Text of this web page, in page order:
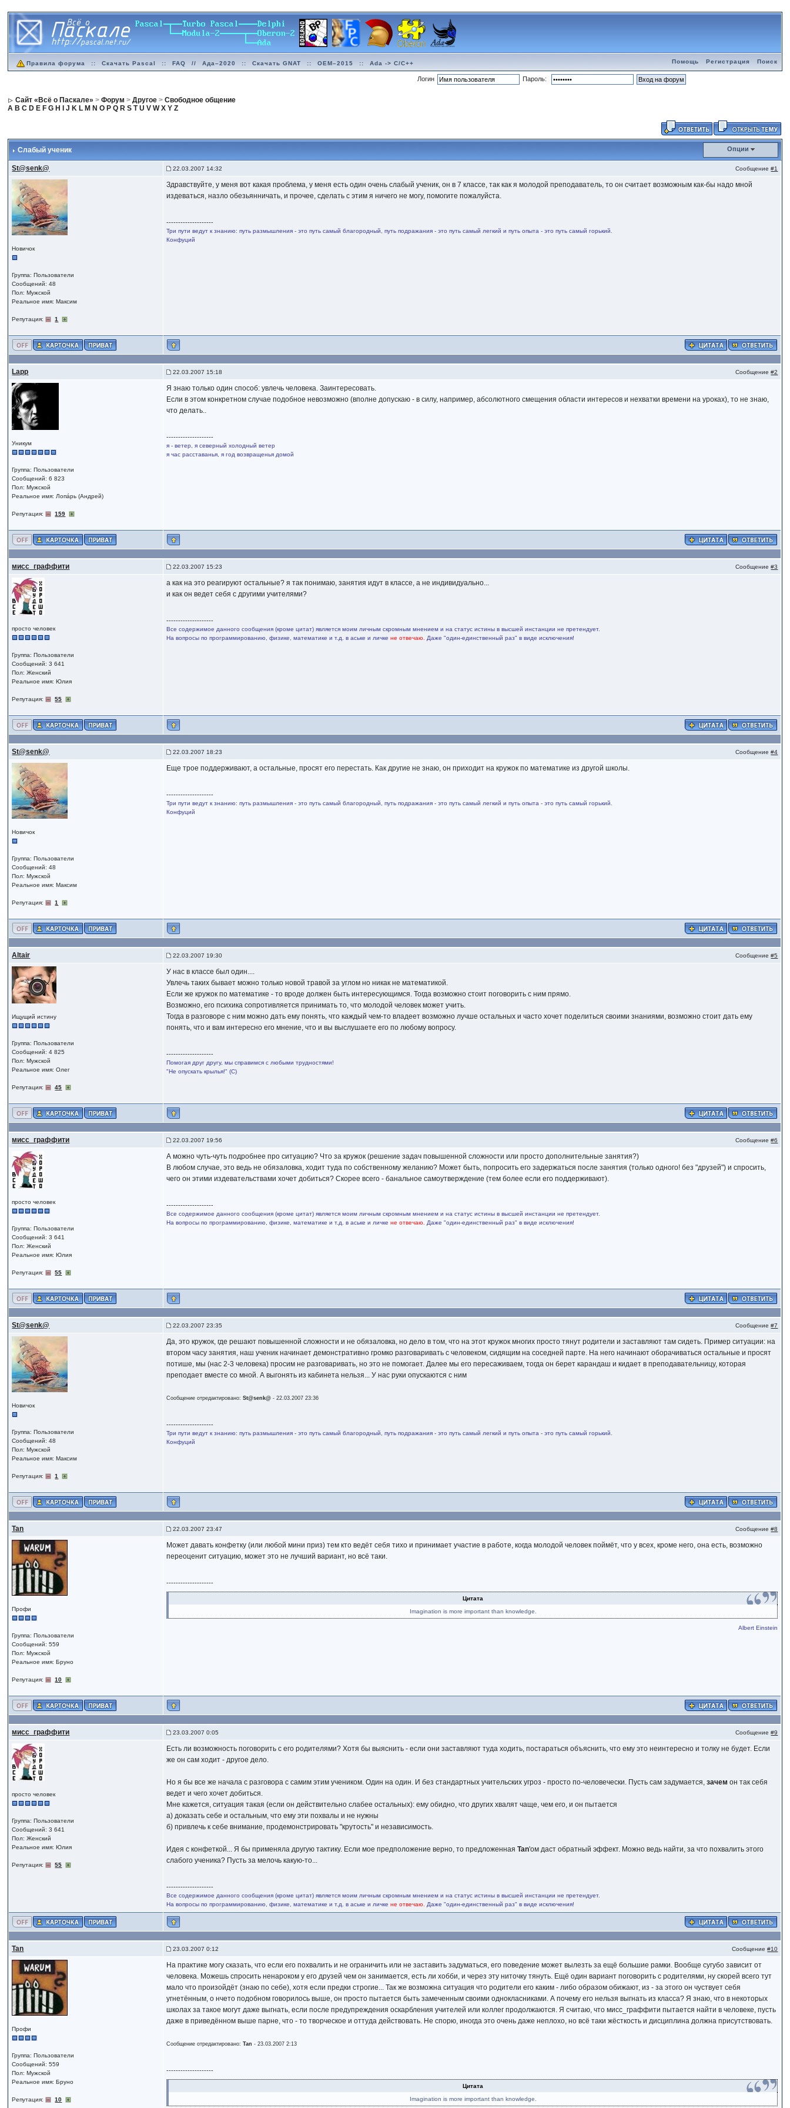
Правила форума :: Скачать Pascal :: FAQ // Ада–2020 :: Скачать GNAT :: OEM–2015 :: Ada -> C/C++ Помощь Регистрация Поиск
Логин Пароль:
Сайт «Всё о Паскале» >Форум >Другое >Свободное общение
A B C D E F G H J K L M N O P Q R S T U V W X Y Z
Слабый ученик Опции
St@senk@ 22.03.2007 14:32 Сообщение#1
Новичок
Группа: Пользователи
Сообщений: 48
Пол: Мужской
Реальное имя: Максим
Репутация: 1
Здравствуйте, у меня вот какая проблема, у меня есть один очень слабый ученик, он в 7 классе, так как я молодой преподаватель, то он считает возможным как-бы надо мной
издеваться, назло обезьянничать, и прочее, сделать с этим я ничего не могу, помогите пожалуйста.
--------------------
Три пути ведут к знанию: путь размышления - это путь самый благородный, путь подражания - это путь самый легкий и путь опыта - это путь самый горький.
Конфуций
Lapp 22.03.2007 15:18 Сообщение#2
Уникум
Группа: Пользователи
Сообщений: 6 823
Пол: Мужской
Реальное имя: Лопáрь (Андрей)
Репутация: 159
Я знаю только один способ: увлечь человека. Заинтересовать.
Если в этом конкретном случае подобное невозможно (вполне допускаю - в силу, например, абсолютного смещения области интересов и нехватки времени на уроках), то не знаю,
что делать..
--------------------
я - ветер, я северный холодный ветер
я час расставанья, я год возвращенья домой
мисс_граффити 22.03.2007 15:23 Сообщение#3
просто человек
Группа: Пользователи
Сообщений: 3 641
Пол: Женский
Реальное имя: Юлия
Репутация: 55
а как на это реагируют остальные? я так понимаю, занятия идут в классе, а не индивидуально...
и как он ведет себя с другими учителями?
--------------------
Все содержимое данного сообщения (кроме цитат) является моим личным скромным мнением и на статус истины в высшей инстанции не претендует.
На вопросы по программированию, физике, математике и т.д. в аське и личкене отвечаю. Даже "один-единственный раз" в виде исключения!
St@senk@ 22.03.2007 18:23 Сообщение#4
Новичок
Группа: Пользователи
Сообщений: 48
Пол: Мужской
Реальное имя: Максим
Репутация: 1
Еще трое поддерживают, а остальные, просят его перестать. Как другие не знаю, он приходит на кружок по математике из другой школы.
--------------------
Три пути ведут к знанию: путь размышления - это путь самый благородный, путь подражания - это путь самый легкий и путь опыта - это путь самый горький.
Конфуций
Altair 22.03.2007 19:30 Сообщение#5
Ищущий истину
Группа: Пользователи
Сообщений: 4 825
Пол: Мужской
Реальное имя: Олег
Репутация: 45
У нас в классе был один....
Увлечь таких бывает можно только новой травой за углом но никак не математикой.
Если же кружок по математике - то вроде должен быть интересующимся. Тогда возможно стоит поговорить с ним прямо.
Возможно, его психика сопротивляется принимать то, что молодой человек может учить.
Тогда в разговоре с ним можно дать ему понять, что каждый чем-то владеет возможно лучше остальных и часто хочет поделиться своими знаниями, возможно стоит дать ему
понять, что и вам интересно его мнение, что и вы выслушаете его по любому вопросу.
--------------------
Помогая друг другу, мы справимся с любыми трудностями!
"Не опускать крылья!" (С)
мисс_граффити 22.03.2007 19:56 Сообщение#6
просто человек
Группа: Пользователи
Сообщений: 3 641
Пол: Женский
Реальное имя: Юлия
Репутация: 55
А можно чуть-чуть подробнее про ситуацию? Что за кружок (решение задач повышенной сложности или просто дополнительные занятия?)
В любом случае, это ведь не обязаловка, ходит туда по собственному желанию? Может быть, попросить его задержаться после занятия (только одного! без "друзей") и спросить,
чего он этими издевательствами хочет добиться? Скорее всего - банальное самоутверждение (тем более если его поддерживают).
--------------------
Все содержимое данного сообщения (кроме цитат) является моим личным скромным мнением и на статус истины в высшей инстанции не претендует.
На вопросы по программированию, физике, математике и т.д. в аське и личкене отвечаю. Даже "один-единственный раз" в виде исключения!
St@senk@ 22.03.2007 23:35 Сообщение#7
Новичок
Группа: Пользователи
Сообщений: 48
Пол: Мужской
Реальное имя: Максим
Репутация: 1
Да, это кружок, где решают повышенной сложности и не обязаловка, но дело в том, что на этот кружок многих просто тянут родители и заставляют там сидеть. Пример ситуации: на
втором часу занятия, наш ученик начинает демонстративно громко разговаривать с человеком, сидящим на соседней парте. На него начинают оборачиваться остальные и просят
потише, мы (нас 2-3 человека) просим не разговаривать, но это не помогает. Далее мы его пересаживаем, тогда он берет карандаш и кидает в преподавательницу, которая
преподает вместе со мной. А выгонять из кабинета нельзя... У нас руки опускаются с ним
Сообщение отредактировано:St@senk@ -22.03.2007 23:36
--------------------
Три пути ведут к знанию: путь размышления - это путь самый благородный, путь подражания - это путь самый легкий и путь опыта - это путь самый горький.
Конфуций
Tan 22.03.2007 23:47 Сообщение#8
Профи
Группа: Пользователи
Сообщений: 559
Пол: Мужской
Реальное имя: Бруно
Репутация: 10
Может давать конфетку (или любой мини приз) тем кто ведёт себя тихо и принимает участие в работе, когда молодой человек поймёт, что у всех, кроме него, она есть, возможно
переоценит ситуацию, может это не лучший вариант, но всё таки.
--------------------
Цитата
Imagination is more important than knowledge.
Albert Einstein
мисс_граффити 23.03.2007 0:05 Сообщение#9
просто человек
Группа: Пользователи
Сообщений: 3 641
Пол: Женский
Реальное имя: Юлия
Репутация: 55
Есть ли возможность поговорить с его родителями? Хотя бы выяснить - если они заставляют туда ходить, постараться объяснить, что ему это неинтересно и толку не будет. Если
же он сам ходит - другое дело.
Но я бы все же начала с разговора с самим этим учеником. Один на один. И без стандартных учительских угроз - просто по-человечески. Пусть сам задумается,зачем он так себя
ведет и чего хочет добиться.
Мне кажется, ситуация такая (если он действительно слабее остальных): ему обидно, что других хвалят чаще, чем его, и он пытается
а) доказать себе и остальным, что ему эти похвалы и не нужны
б) привлечь к себе внимание, продемонстрировать "крутость" и независимость.
Идея с конфеткой... Я бы применяла другую тактику. Если мое предположение верно, то предложеннаяTan'ом даст обратный эффект. Можно ведь найти, за что похвалить этого
слабого ученика? Пусть за мелочь какую-то...
--------------------
Все содержимое данного сообщения (кроме цитат) является моим личным скромным мнением и на статус истины в высшей инстанции не претендует.
На вопросы по программированию, физике, математике и т.д. в аське и личкене отвечаю. Даже "один-единственный раз" в виде исключения!
Tan 23.03.2007 0:12 Сообщение#10
Профи
Группа: Пользователи
Сообщений: 559
Пол: Мужской
Реальное имя: Бруно
Репутация: 10
На практике могу сказать, что если его похвалить и не ограничить или не заставить задуматься, его поведение может вылезть за ещё большие рамки. Вообще сугубо зависит от
человека. Можешь спросить ненароком у его друзей чем он занимается, есть ли хобби, и через эту ниточку тянуть. Ещё один вариант поговорить с родителями, ну скорей всего тут
мало что произойдёт (знаю по себе), хотя если предки строгие... Так же возможна ситуация что родители его каким - либо образом обижают, из - за этого он чуствует себя
угнетённым, о нчето подобном говорилось выше, он просто пытается быть замеченным своими однокласниками. А почему его нельзя выгнать из класса? Я знаю, что в некоторых
школах за такое могут даже выгнать, если после предупреждения оскарбления учителей или коллег продолжаются. Я считаю, что мисс_граффити пытается найти в человеке, пусть
даже в приведённом выше парне, что - то творческое и оттуда действовать. Не спорю, иногда это очень даже неплохо, но всё таки жёсткость и дисциплина должна присутствовать.
Сообщение отредактировано:Tan -23.03.2007 2:13
--------------------
Цитата
Imagination is more important than knowledge.